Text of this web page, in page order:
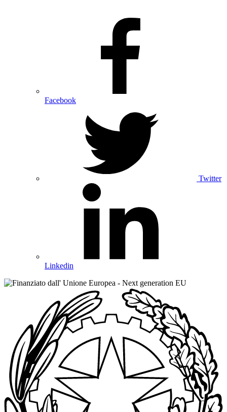
Facebook
Twitter
Linkedin